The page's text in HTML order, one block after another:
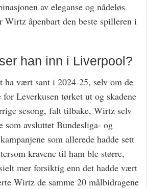
av eleganse og nådeløs
Wirtz åpenbart den beste spilleren i
han inn i Liverpool?
ha vært sant i 2024-25, selv om de
Leverkusen tørket ut og skadene
sesong, falt tilbake, Wirtz selv
som avsluttet Bundesliga- og
som allerede hadde sett
kravene til ham ble større,
mer forsiktig enn det hadde vært
Wirtz de samme 20 målbidragene